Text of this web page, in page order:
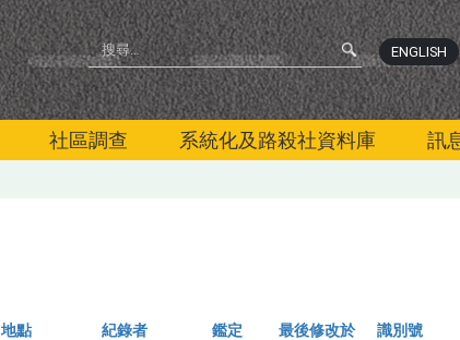
ENGLISH
社區調查 系統化及路殺社資料庫 訊
地點 紀錄者 鑑定 最後修改於
識別號